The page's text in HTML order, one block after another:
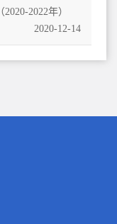
2022年）
2020-12-14